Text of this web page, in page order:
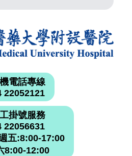
電話專線
22052121
掛號服務
22056631
五:8:00-17:00
8:00-12:00